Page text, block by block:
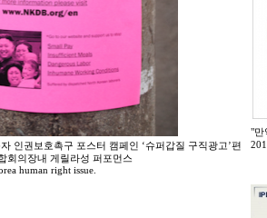
인권보호촉구 포스터 캠페인 ‘슈퍼갑질 구직광고’편
회의장내 게릴라성 퍼포먼스
human right issue.
"만